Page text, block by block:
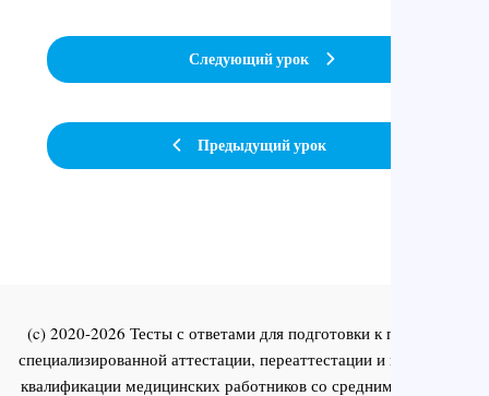
Предыдущий урок
Следующий урок
(c) 2020-2026 Тесты с ответами для подготовки к первичной
специализированной аттестации, переаттестации и повышения
квалификации медицинских работников со средним и высшим